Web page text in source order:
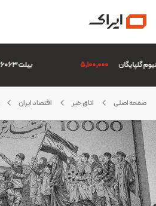
بیلت 6063-7 مجتمع صنایع آلومینیوم جنوب 5,100,000
صفحه اصلی اتاق خبر اقتصاد ایران